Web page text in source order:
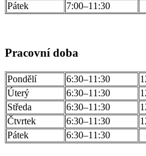
Pátek
7:00–11:30
Pracovní doba
Pondělí 6:30–11:30
Úterý
6:30–11:30
Středa
6:30–11:30
Čtvrtek
6:30–11:30
Pátek
6:30–11:30